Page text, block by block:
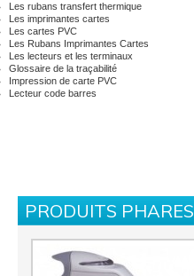
Les rubans transfert thermique
Les imprimantes cartes
Les cartes PVC
Les Rubans Imprimantes Cartes
Les lecteurs et les terminaux
Glossaire de la traçabilité
Impression de carte PVC
Lecteur code barres
PRODUITS PHARES